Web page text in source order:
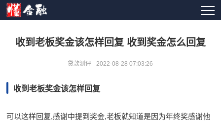
收到老板奖金该怎样回复 收到奖金怎么回复
贷款测评 2022-08-28 07:03:26
收到老板奖金该怎样回复
可以这样回复,感谢中提到奖金,老板就知道是因为年终奖感谢他